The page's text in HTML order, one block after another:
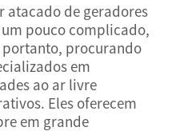
atacado de geradores
pouco complicado,
portanto, procurando
em
ao ar livre
Eles oferecem
em grande